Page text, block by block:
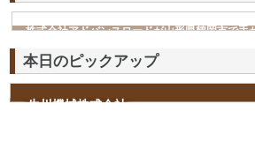
株式会社アドバンスロードが山形県鶴岡市で手
本日のピックアップ
生川機械株式会社